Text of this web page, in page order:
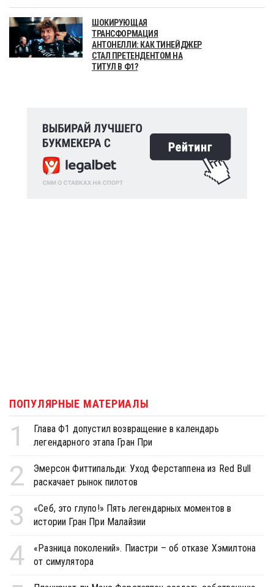
ШОКИРУЮЩАЯ
ТРАНСФОРМАЦИЯ
АНТОНЕЛЛИ: КАК ТИНЕЙДЖЕР
СТАЛ ПРЕТЕНДЕНТОМ НА
ТИТУЛ В Ф1?
ПОПУЛЯРНЫЕ МАТЕРИАЛЫ
1
Глава Ф1 допустил возвращение в календарь
легендарного этапа Гран При
2
Эмерсон Фиттипальди: Уход Ферстаппена из Red Bull
раскачает рынок пилотов
3
«Себ, это глупо!» Пять легендарных моментов в
истории Гран При Малайзии
4
«Разница поколений». Пиастри – об отказе Хэмилтона
от симулятора